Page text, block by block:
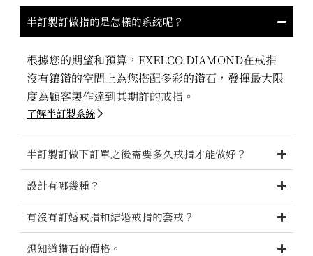
半訂製訂做指的是怎樣的系統呢？
根據您的期望和預算，EXELCO DIAMOND在戒指
沒有鑲鑽的空間上為您搭配多彩的鑽石，發揮最大限
度為顧客製作達到其期許的戒指。
了解半訂製系統
半訂製訂做下訂單之後需要多久戒指才能做好？
設計有哪幾種？
有沒有訂婚戒指和結婚戒指的套戒？
想知道鑽石的價格。